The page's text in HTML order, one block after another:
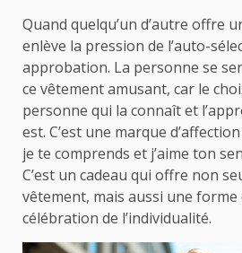
Quand quelqu’un d’autre offre
enlève la pression de l’auto-
approbation. La personne se
ce vêtement amusant, car le
personne qui la connaît et
est. C’est une marque
je te comprends et j’aime ton
C’est un cadeau qui offre non
vêtement, mais aussi une
célébration de l’individualité.